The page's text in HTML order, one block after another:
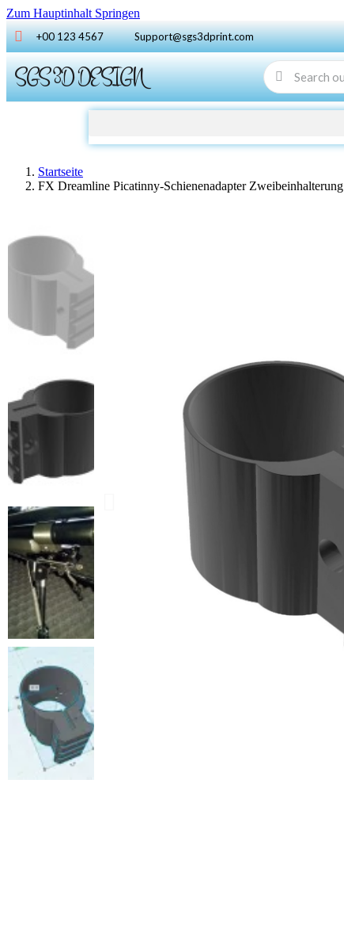
Zum Hauptinhalt Springen
+00 123 4567 Support@sgs3dprint.com
SGS 3D DESIGN
Startseite
FX Dreamline Picatinny-Schienenadapter Zweibeinhalterung